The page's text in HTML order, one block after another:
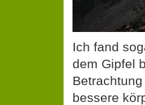
Ich fand
dem Gipfel
bessere